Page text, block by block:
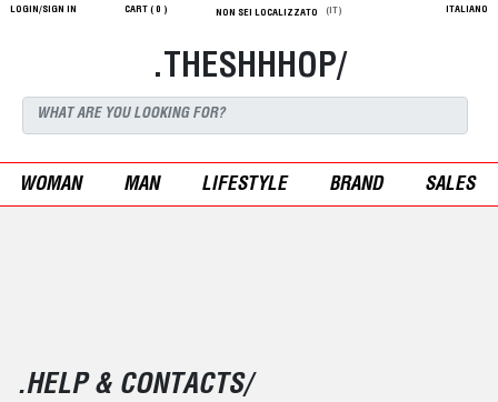
LOGIN/SIGN IN CART ( 0 ) NON SEI LOCALIZZATO (IT) ITALIANO
.THESHHHOP/
WOMAN MAN LIFESTYLE BRAND SALES
.HELP & CONTACTS/